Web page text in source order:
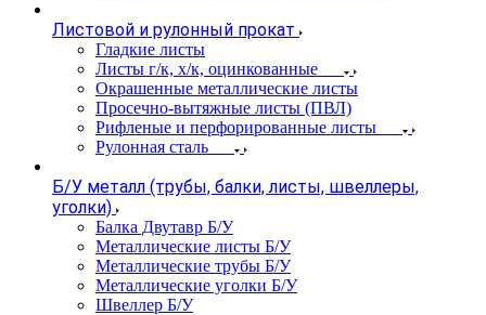
Листовой и рулонный прокат
Гладкие листы
Листы г/к, х/к, оцинкованные
Окрашенные металлические листы
Просечно-вытяжные листы (ПВЛ)
Рифленые и перфорированные листы
Рулонная сталь
Б/У металл (трубы, балки, листы, швеллеры,
уголки)
Балка Двутавр Б/У
Металлические листы Б/У
Металлические трубы Б/У
Металлические уголки Б/У
Швеллер Б/У